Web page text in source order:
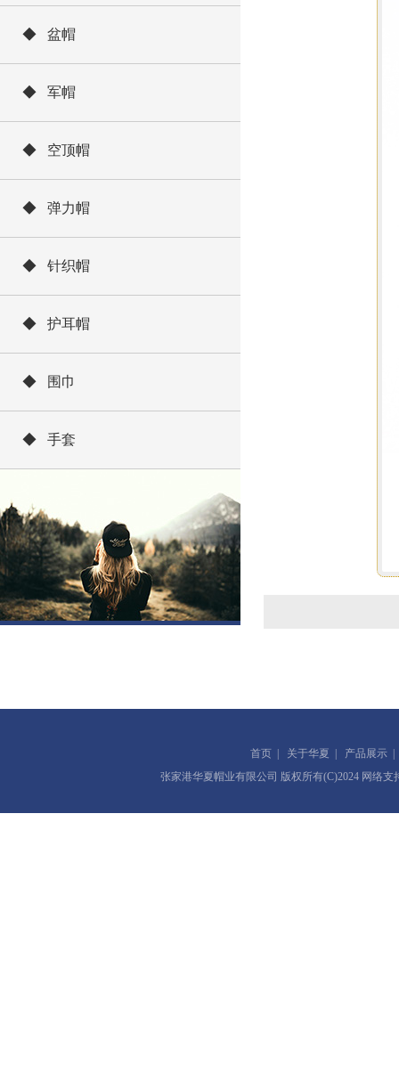
◆ 盆帽
◆ 军帽
◆ 空顶帽
◆ 弹力帽
◆ 针织帽
◆ 护耳帽
◆ 围巾
◆ 手套
首页 关于华夏 产品展示
张家港华夏帽业有限公司 版权所有(C)2024 网络支